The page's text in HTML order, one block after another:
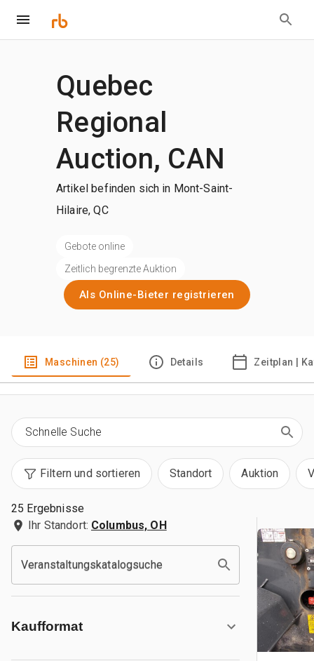
Quebec
Regional
Auction, CAN
Artikel befinden sich in Mont-Saint-
Hilaire, QC
Gebote online
Zeitlich begrenzte Auktion
Als Online-Bieter registrieren
Maschinen (25) Details Zeitplan |
Filtern und sortieren Standort Auktion
25 Ergebnisse
Ihr Standort: Columbus, OH
Veranstaltungskatalogsuche
Kaufformat